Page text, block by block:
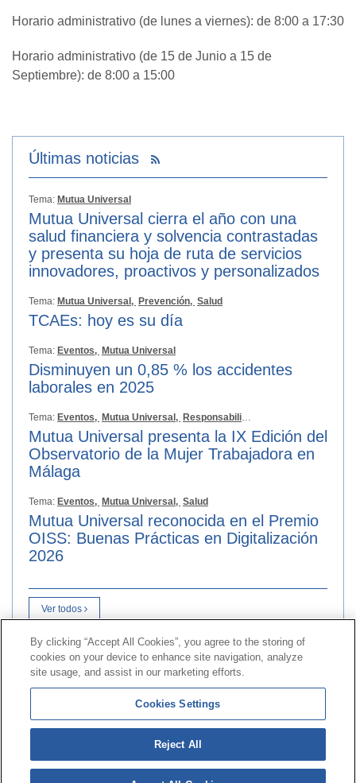
Horario administrativo (de lunes a viernes): de 8:00 a 17:30
Horario administrativo (de 15 de Junio a 15 de
Septiembre): de 8:00 a 15:00
Últimas noticias
Tema: Mutua Universal
Mutua Universal cierra el año con una
salud financiera y solvencia contrastadas
y presenta su hoja de ruta de servicios
innovadores, proactivos y personalizados
Tema: Mutua Universal, Prevención, Salud
TCAEs: hoy es su día
Tema: Eventos, Mutua Universal
Disminuyen un 0,85 % los accidentes
laborales en 2025
Tema: Eventos, Mutua Universal, Responsabilidad Social
Mutua Universal presenta la IX Edición del
Observatorio de la Mujer Trabajadora en
Málaga
Tema: Eventos, Mutua Universal, Salud
Mutua Universal reconocida en el Premio
OISS: Buenas Prácticas en Digitalización
2026
Ver todos
Contact Profile of the contractor
Line Universal 900 203 203|Private Area Special Benefits
|Private Area Health
© Mutua Universal 2026| Site map
Data protection Policy | Politics of cookies
By clicking “Accept All Cookies”, you agree to the storing of
cookies on your device to enhance site navigation, analyze
site usage, and assist in our marketing efforts.
Cookies Settings
Reject All